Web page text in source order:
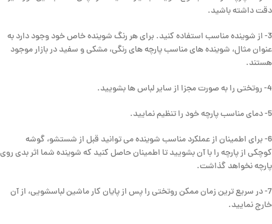
دقت داشته باشید.
3- از شوینده مناسب استفاده کنید. برای هر رنگ شوینده خاص خود وجود دارد به
عنوان مثال، شوینده های مناسب پارچه های رنگی، مشکی و سفید در بازار موجود
هستند.
4- روتختی را به صورت مجزا از سایر لباس ها بشویید.
5- دمای مناسب پارچه خود را تنظیم نمایید.
6- برای اطمینان از عملکرد مناسب شوینده می توانید قبل از شستشو، گوشه
کوچکی از پارچه را با آن بشویید تا اطمینان حاصل کنید که شوینده شما اثر بدی روی
پارچه نخواهد گذاشت.
7- در سریع ترین زمان ممکن روتختی را پس از پایان کار ماشین لباسشویی، از آن
خارج نمایید.